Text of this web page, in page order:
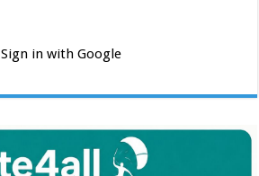
Sign in with Google